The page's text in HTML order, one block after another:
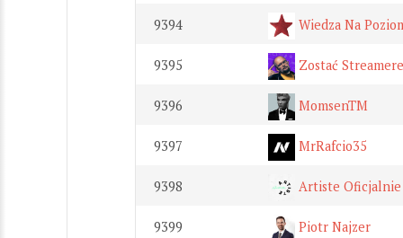
9394 Wiedza Na
9395 Zostać
9396 MomsenTM
9397 MrRafcio35
9398 Artiste Oficjalnie
9399 Piotr Najzer